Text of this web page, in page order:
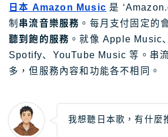
日亞｜註冊教學
日亞｜Amazon Music
日本樂天｜最新優惠
日本轉運推薦Rakuten Global教
TravelJP
日本 Amazon Music 是
制 串流音樂服務 。每月支付固定的
聽到飽的服務 。就像 Apple Music
Spotify、YouTube Music 等。串
多，但服務內容和功能各不相同。
我想聽日本歌，有什麼